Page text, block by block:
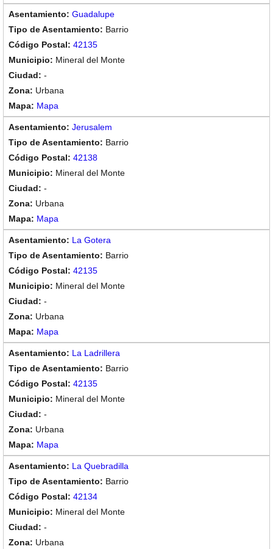
Guadalupe
Barrio
42135
Mineral del Monte
-
Urbana
Mapa
Jerusalem
Barrio
42138
Mineral del Monte
-
Urbana
Mapa
La Gotera
Barrio
42135
Mineral del Monte
-
Urbana
Mapa
La Ladrillera
Barrio
42135
Mineral del Monte
-
Urbana
Mapa
La Quebradilla
Barrio
42134
Mineral del Monte
-
Urbana